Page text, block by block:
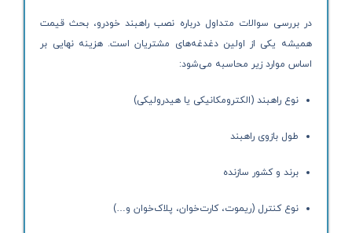
در بررسی سوالات متداول درباره نصب راهبند خودرو، بحث قیمت
همیشه یکی از اولین دغدغه‌های مشتریان است. هزینه نهایی بر
اساس موارد زیر محاسبه می‌شود:
نوع راهبند (الکترومکانیکی یا هیدرولیکی)
طول بازوی راهبند
برند و کشور سازنده
نوع کنترل (ریموت، کارت‌خوان، پلاک‌خوان و…)